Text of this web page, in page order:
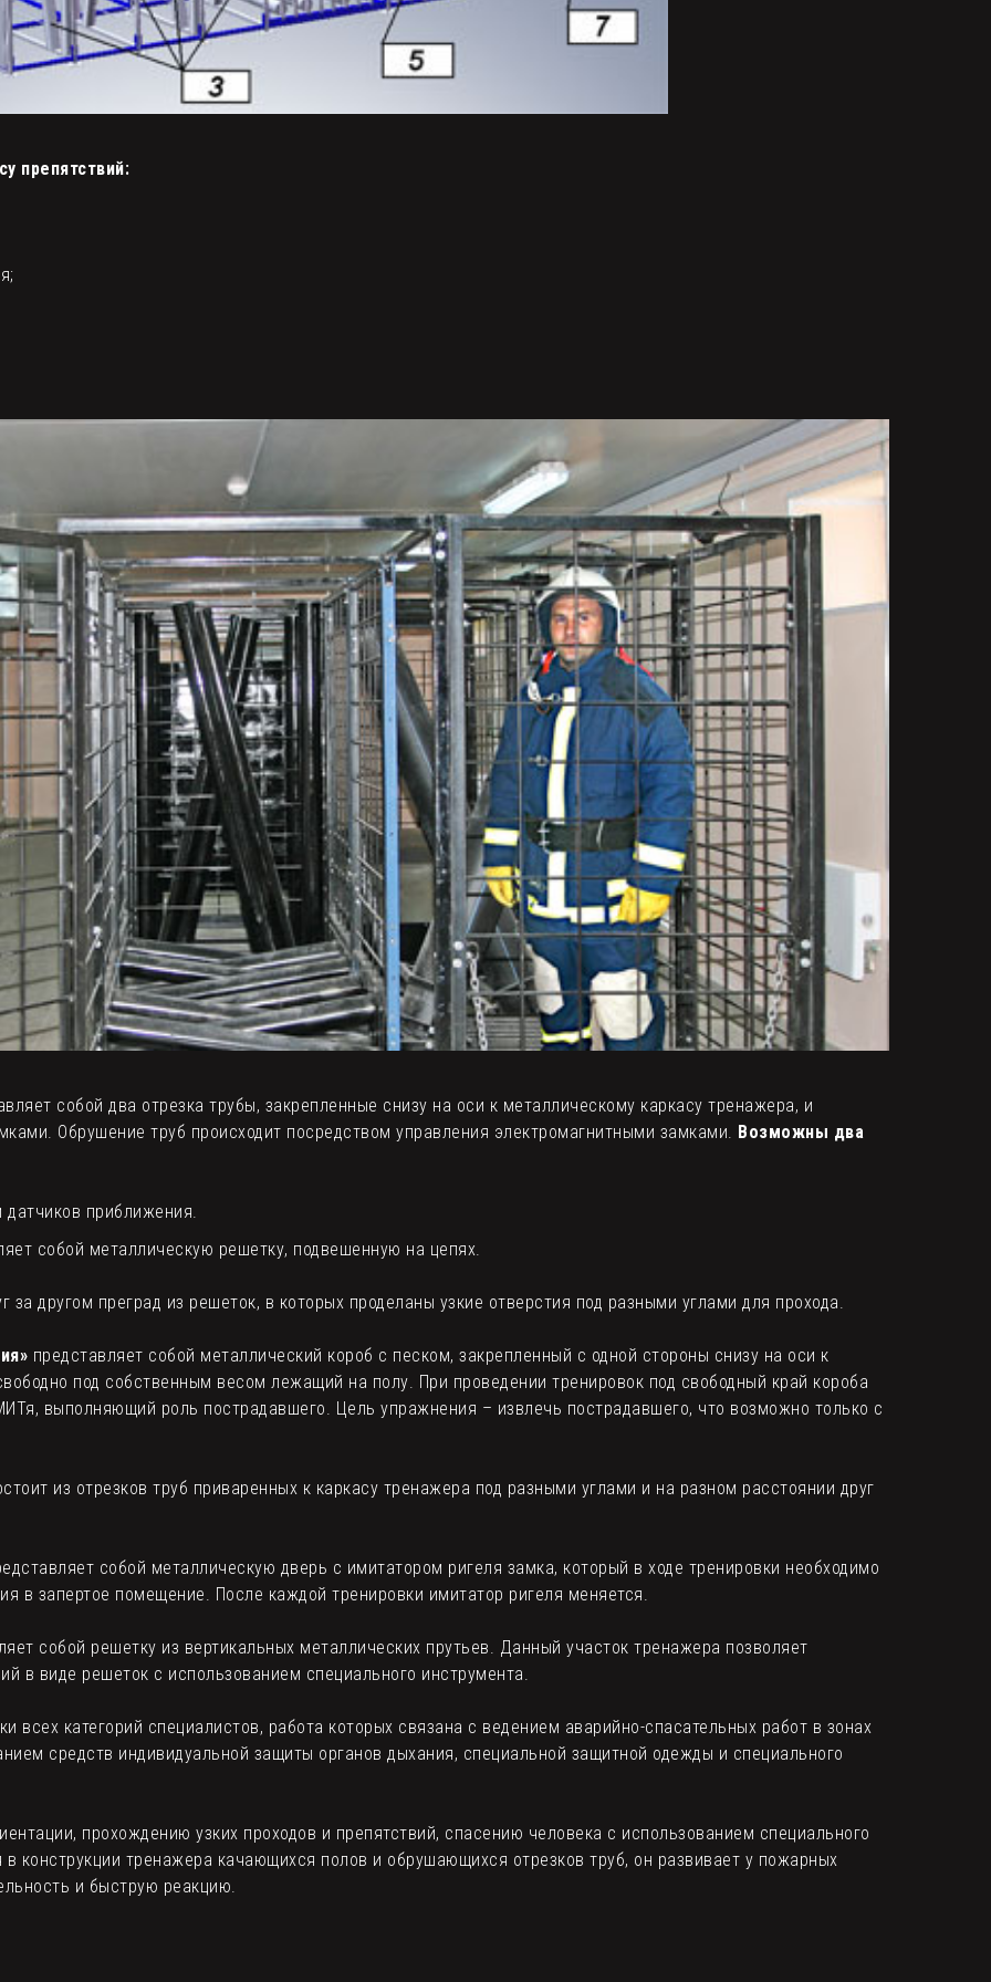
препятствий:
собой два отрезка трубы, закрепленные снизу на оси к металлическому каркасу тренажера, и
Обрушение труб происходит посредством управления электромагнитными замками. Возможны два
приближения.
собой металлическую решетку, подвешенную на цепях.
другом преград из решеток, в которых проделаны узкие отверстия под разными углами для прохода.
представляет собой металлический короб с песком, закрепленный с одной стороны снизу на оси к
под собственным весом лежащий на полу. При проведении тренировок под свободный край короба
выполняющий роль пострадавшего. Цель упражнения – извлечь пострадавшего, что возможно только с
из отрезков труб приваренных к каркасу тренажера под разными углами и на разном расстоянии друг
собой металлическую дверь с имитатором ригеля замка, который в ходе тренировки необходимо
в запертое помещение. После каждой тренировки имитатор ригеля меняется.
собой решетку из вертикальных металлических прутьев. Данный участок тренажера позволяет
в виде решеток с использованием специального инструмента.
всех категорий специалистов, работа которых связана с ведением аварийно-спасательных работ в зонах
средств индивидуальной защиты органов дыхания, специальной защитной одежды и специального
прохождению узких проходов и препятствий, спасению человека с использованием специального
конструкции тренажера качающихся полов и обрушающихся отрезков труб, он развивает у пожарных
и быструю реакцию.